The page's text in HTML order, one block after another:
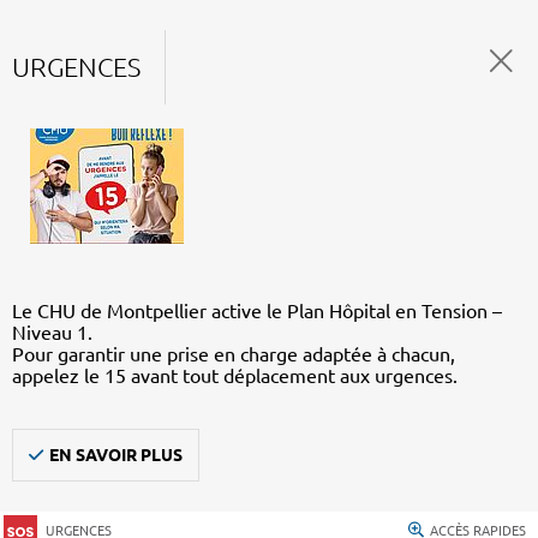
URGENCES
Le CHU de Montpellier active le Plan Hôpital en Tension –
Niveau 1.
Pour garantir une prise en charge adaptée à chacun,
appelez le 15 avant tout déplacement aux urgences.
EN SAVOIR PLUS
URGENCES ACCÈS RAPIDES